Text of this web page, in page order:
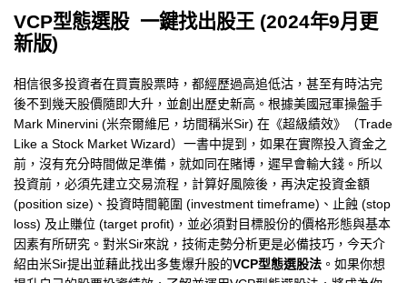
VCP型態選股 一鍵找出股王 (2024年9月更
新版)
相信很多投資者在買賣股票時，都經歷過高追低沽，甚至有時沽完
後不到幾天股價隨即大升，並創出歷史新高。根據美國冠軍操盤手
Mark Minervini (米奈爾維尼，坊間稱米Sir) 在《超級績效》（Trade
Like a Stock Market Wizard）一書中提到，如果在實際投入資金之
前，沒有充分時間做足準備，就如同在賭博，遲早會輸大錢。所以
投資前，必須先建立交易流程，計算好風險後，再決定投資金額
(position size) 、投資時間範圍 (investment timeframe) 、止蝕 (stop
loss) 及止賺位 (target profit) ，並必須對目標股份的價格形態與基本
因素有所研究。對米Sir來說，技術走勢分析更是必備技巧，今天介
紹由米Sir提出並藉此找出多隻爆升股的VCP型態選股法 。如果你想